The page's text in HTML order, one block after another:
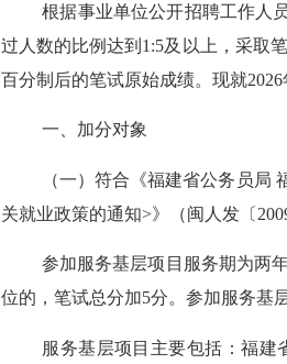
根据事业单位公开招聘工作人
过人数的比例达到1:5及以上，采取
百分制后的笔试原始成绩。现就
一、加分对象
（一）符合《福建省公务员局
关就业政策的通知>》（闽人发〔
参加服务基层项目服务期为两
位的，笔试总分加5分。参加服务基
服务基层项目主要包括：福建